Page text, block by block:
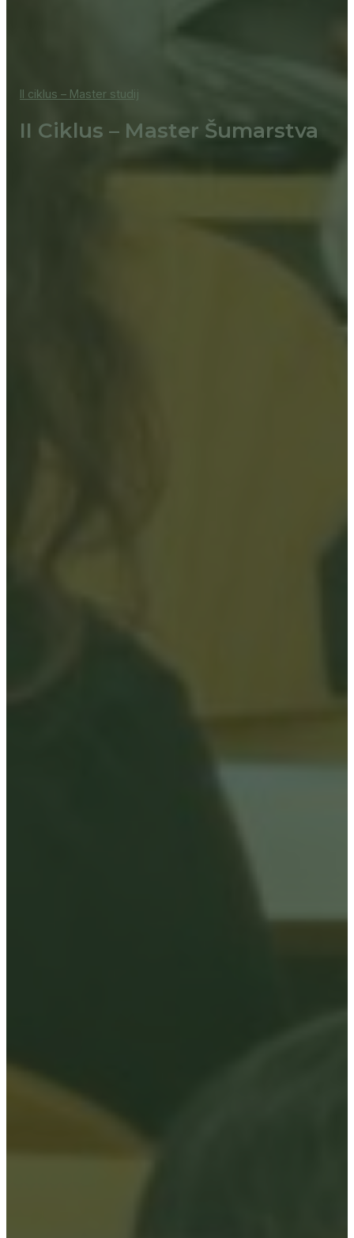
II ciklus – Master studij
II Ciklus – Master Šumarstva